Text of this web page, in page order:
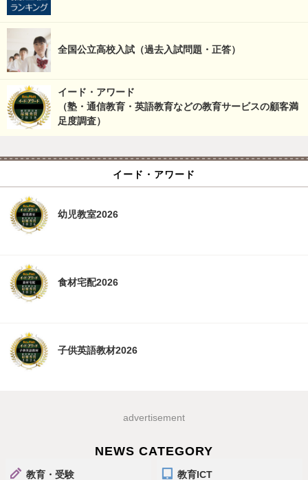
全国公立高校入試（過去入試問題・正答）
イード・アワード
（塾・通信教育・英語教育などの教育サービスの顧客満
足度調査）
イード・アワード
幼児教室2026
食材宅配2026
子供英語教材2026
advertisement
NEWS CATEGORY
教育・受験 教育ICT